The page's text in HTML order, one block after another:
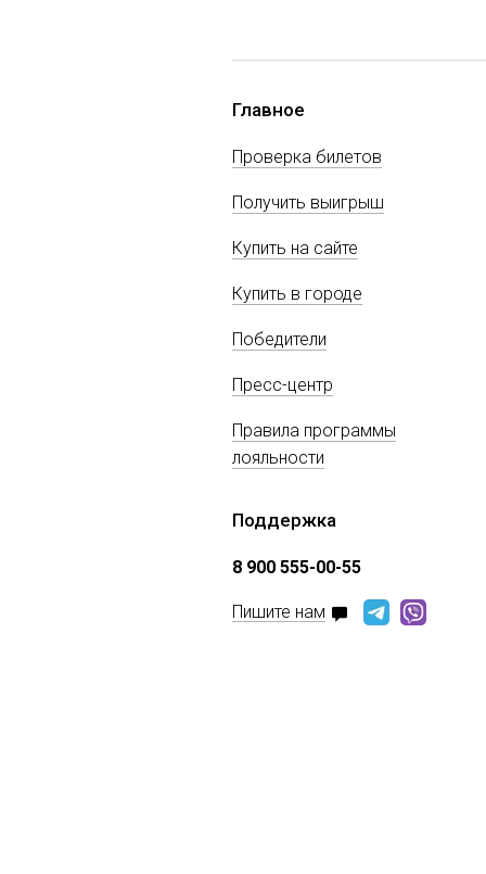
Главное
Проверка билетов
Получить выигрыш
Купить на сайте
Купить в городе
Победители
Пресс-центр
Правила программы
лояльности
Поддержка
8 900 555-00-55
Пишите нам